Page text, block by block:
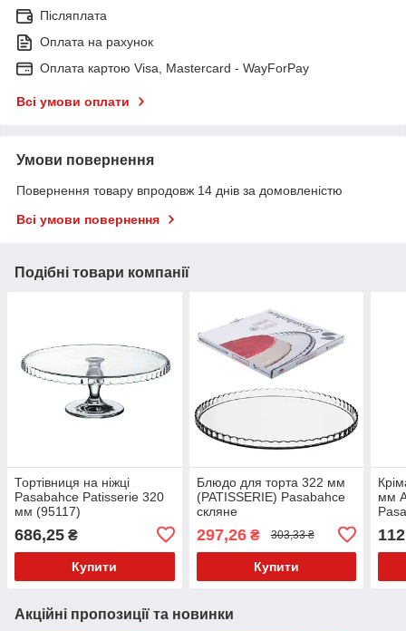
Післяплата
Оплата на рахунок
Оплата картою Visa, Mastercard - WayForPay
Всі умови оплати
Умови повернення
Повернення товару впродовж 14 днів за домовленістю
Всі умови повернення
Подібні товари компанії
Тортівниця на ніжці
Pasabahce Patisserie 320
мм (95117)
686,25 ₴
Купити
Блюдо для торта 322 мм
(PATISSERIE) Pasabahce
скляне
297,26₴ 303,33 ₴
Купити
мм
Акційні пропозиції та новинки